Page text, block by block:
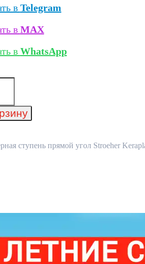
в Telegram
в MAX
в WhatsApp
ступень прямой угол Stroeher